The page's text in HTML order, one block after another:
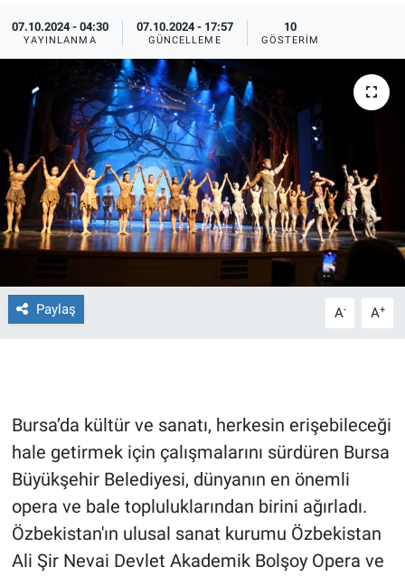
07.10.2024 - 04:30
YAYINLANMA
07.10.2024 - 17:57
GÜNCELLEME
10
GÖSTERIM
Paylaş A- A+
Bursa’da kültür ve sanatı, herkesin erişebileceği
hale getirmek için çalışmalarını sürdüren Bursa
Büyükşehir Belediyesi, dünyanın en önemli
opera ve bale topluluklarından birini ağırladı.
Özbekistan'ın ulusal sanat kurumu Özbekistan
Ali Şir Nevai Devlet Akademik Bolşoy Opera ve
Eğlence
Ekonomi
Forum
Gerçeğin İzinde
Gün Başlıyor
Gündem Özel
Günün görüntüsü
Haber
İlan